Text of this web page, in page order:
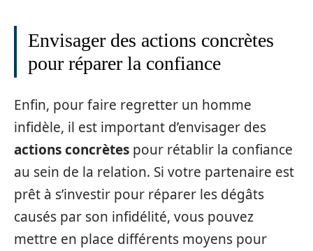
Envisager des actions concrètes
pour réparer la confiance
Enfin, pour faire regretter un homme
infidèle, il est important d’envisager des
actions concrètes pour rétablir la confiance
au sein de la relation. Si votre partenaire est
prêt à s’investir pour réparer les dégâts
causés par son infidélité, vous pouvez
mettre en place différents moyens pour